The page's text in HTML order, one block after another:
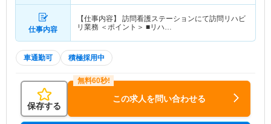
仕事内容
【仕事内容】 訪問看護ステーションにて訪問リハビ
リ業務 ＜ポイント＞ ■リハ…
車通勤可 積極採用中
保存する
この求人を問い合わせる